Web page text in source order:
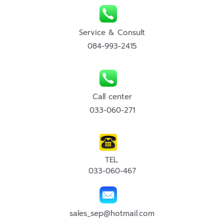
Service & Consult
084-993-2415
Call center
033-060-271
TEL.
033-060-467
sales_sep@hotmail.com